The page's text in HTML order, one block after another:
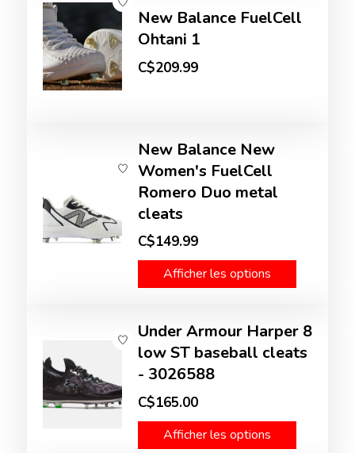
New Balance FuelCell
Ohtani 1
C$209.99
New Balance New
Women's FuelCell
Romero Duo metal
cleats
C$149.99
Afficher les options
Under Armour Harper 8
low ST baseball cleats
- 3026588
C$165.00
Afficher les options